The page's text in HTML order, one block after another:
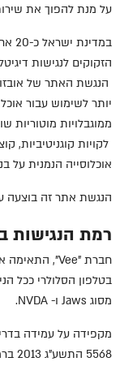
על מנת להפוך את
הזקוקים לנגישות
הנגשת האתר של
יותר לשימוש עבור
ממוגבלויות מוטוריות
לקויות קוגניטיביות,
אוכלוסייה הנמנית על
הנגשת אתר זה בוצעה
רמת הנגישות
חברת "Vee", התאימה
בטלפון הסלולרי ככל
מסוג Jaws ו- NVDA
.
מקפידה על עמידה
5568 התשע"ג 2013 ברמת